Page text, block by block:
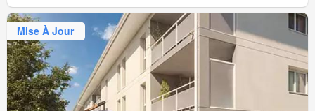
Mise À Jour